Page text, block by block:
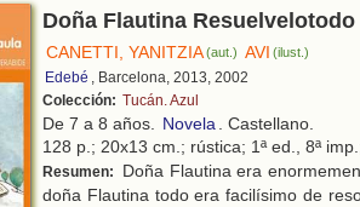
Doña Flautina Resuelvelotodo
CANETTI, YANITZIA(aut.) AVI (ilust.)
Edebé , Barcelona, 2013, 2002
Colección: Tucán. Azul
De 7 a 8 años. Novela. Castellano.
128 p.; 20x13 cm.; rústica; 1ª ed., 8ª
Resumen:
Doña Flautina era
doña Flautina todo era facilísimo de